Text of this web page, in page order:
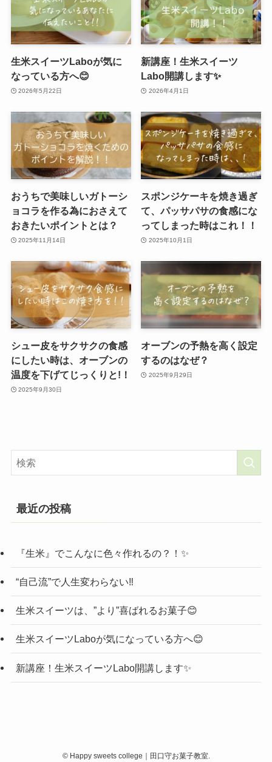
生米スイーツLaboが気に
なっている方へ😊
2026年5月22日
新講座！生米スイーツ
Labo開講します✨
2026年4月1日
️おうちで美味しいガトーシ
ョコラを作る為におさえて
おきたいポイントとは？
2025年11月14日
スポンジケーキを焼き過ぎ
て、パッサパサの食感にな
ってしまった時はこれ！！
2025年10月1日
シュー皮をサクサクの食感
にしたい時は、オーブンの
温度を下げてじっくりと!！
2025年9月30日
オーブンの予熱を高く設定
するのはなぜ？
2025年9月29日
最近の投稿
『生米』でこんなに色々作れるの？！✨
“自己流”で人生変わらない‼️
生米スイーツは、”より”喜ばれるお菓子😊
生米スイーツLaboが気になっている方へ😊
新講座！生米スイーツLabo開講します✨
©Happy sweets college｜田口守お菓子教室.